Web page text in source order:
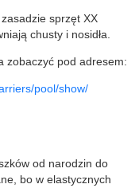
sprzęt XX
chusty i nosidła.
zobaczyć pod adresem:
pool/show/
od narodzin do
bo w elastycznych